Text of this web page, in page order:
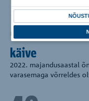
260
käive
2022. majandusaastal
varasemaga võrreldes